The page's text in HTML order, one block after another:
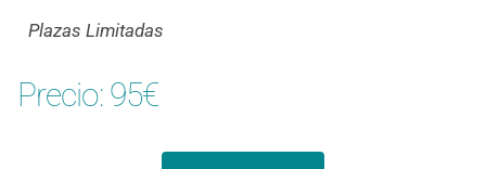
Plazas Limitadas
Precio: 95€